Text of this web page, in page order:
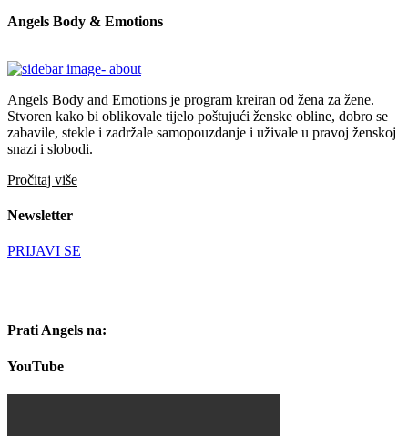
Angels Body & Emotions
Angels Body and Emotions je program kreiran od žena za žene.
Stvoren kako bi oblikovale tijelo poštujući ženske obline, dobro se
zabavile, stekle i zadržale samopouzdanje i uživale u pravoj ženskoj
snazi i slobodi.
Pročitaj više
Newsletter
PRIJAVI SE
Prati Angels na:
YouTube